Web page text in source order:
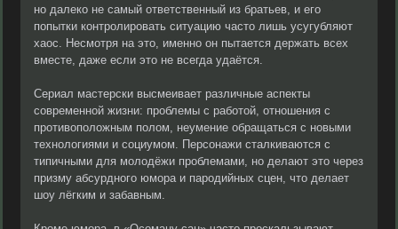
но далеко не самый ответственный из братьев, и его
попытки контролировать ситуацию часто лишь усугубляют
хаос. Несмотря на это, именно он пытается держать всех
вместе, даже если это не всегда удаётся.
Сериал мастерски высмеивает различные аспекты
современной жизни: проблемы с работой, отношения с
противоположным полом, неумение обращаться с новыми
технологиями и социумом. Персонажи сталкиваются с
типичными для молодёжи проблемами, но делают это через
призму абсурдного юмора и пародийных сцен, что делает
шоу лёгким и забавным.